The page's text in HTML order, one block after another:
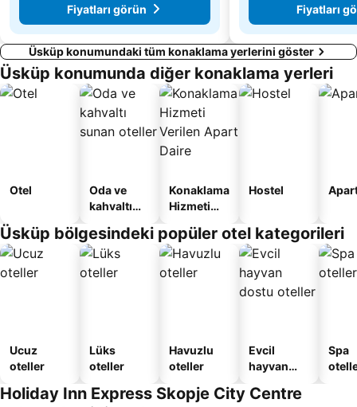
Fiyatları görün
Fiyatları
Üsküp konumundaki tüm konaklama yerlerini göster
Üsküp konumunda diğer konaklama yerleri
Otel
Oda ve
kahvaltı
oteller
Konaklama
Hizmeti
Apart
Daire
Hostel
Üsküp bölgesindeki popüler otel kategorileri
Ucuz
oteller
Lüks
oteller
Havuzlu
oteller
Evcil
hayvan
oteller
Spa
Holiday Inn Express Skopje City Centre